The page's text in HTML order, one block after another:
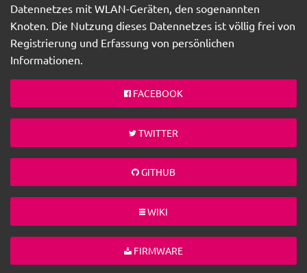
Datennetzes mit WLAN-Geräten, den sogenannten
Knoten. Die Nutzung dieses Datennetzes ist völlig frei von
Registrierung und Erfassung von persönlichen
Informationen.
FACEBOOK
TWITTER
GITHUB
WIKI
FIRMWARE